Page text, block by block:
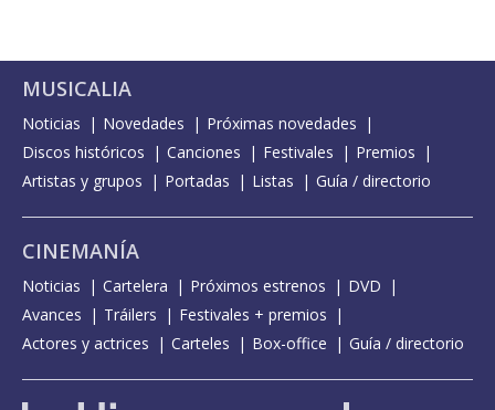
MUSICALIA
Noticias Novedades
Próximas novedades
Discos históricos
Canciones Festivales
Premios
Artistas y grupos
Portadas Listas Guía / directorio
CINEMANÍA
Noticias Cartelera Próximos estrenos
DVD
Avances
Tráilers
Festivales + premios
Actores y actrices
Carteles Box-office Guía / directorio